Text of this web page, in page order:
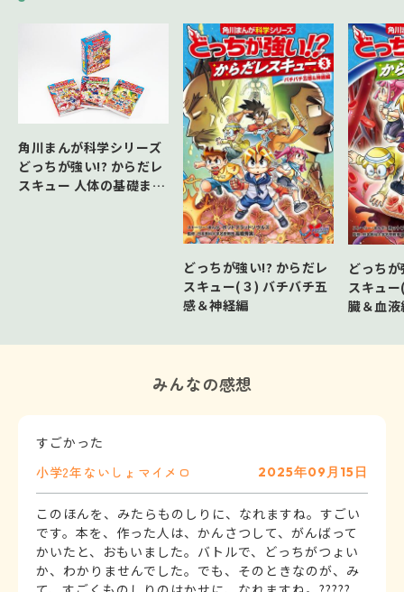
角川まんが科学シリーズ
どっちが強い!? からだレ
スキュー 人体の基礎まる
どっちが強い!? からだレ
スキュー(３) バチバチ五
感＆神経編
どっち
スキュ
臓＆血液
みんなの感想
小学2年 ないしょ マイメロ 2025年09月15日
このほんを、みたらものしりに、なれますね。すごい
です。本を、作った人は、かんさつして、がんばって
かいたと、おもいました。バトルで、どっちがつょい
か、わかりませんでした。でも、そのときなのが、み